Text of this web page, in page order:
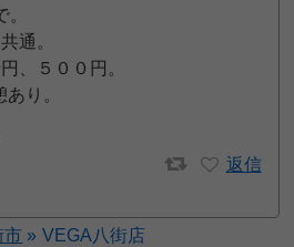
通。
、５００円。
り。
返信
市 » VEGA八街店